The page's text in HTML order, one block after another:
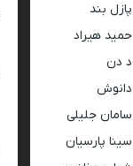
پازل بند
حمید هیراد
د دن
دانوش
سامان جلیلی
سینا پارسیان